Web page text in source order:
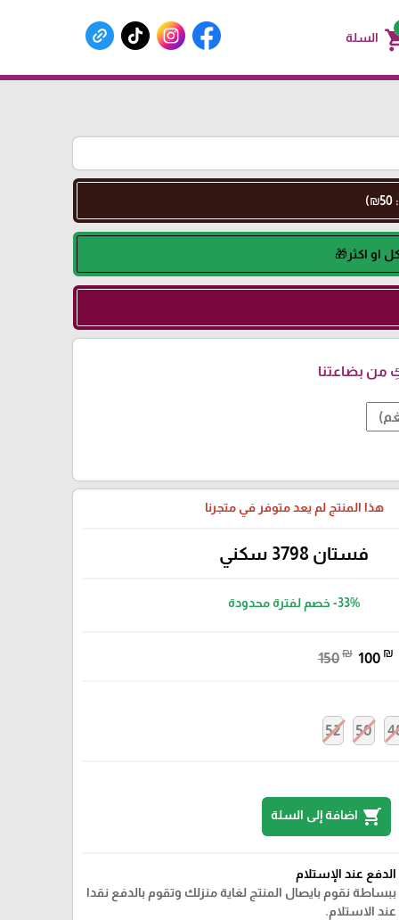
السلة
من بضاعتنا
هذا المنتج لم يعد متوفر في متجرنا
فستان 3798 سكني
-33%خصم لفترة محدودة
150₪ 100 ₪
50
52
shopping_cart اضافة إلى السلة
الدفع عند الإستلام
ببساطة نقوم بايصال المنتج لغاية منزلك وتقوم بالدفع نقدا
عند الاستلام.